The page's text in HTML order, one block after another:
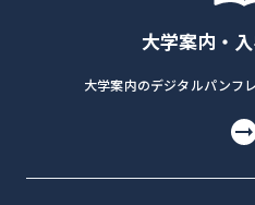
大学案内・
大学案内のデジタルパンフ